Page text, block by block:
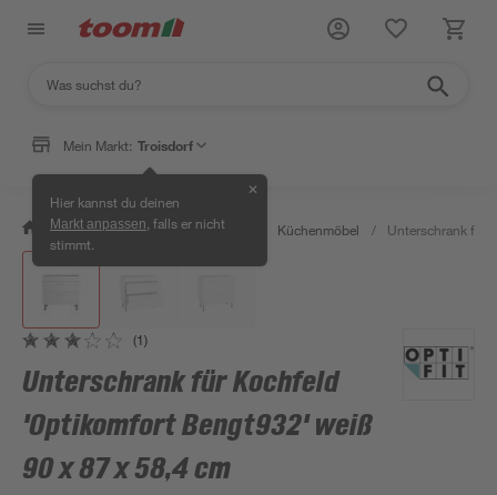
Mein Markt: Troisdorf
Hier kannst du deinen
Markt anpassen , falls er nicht
stimmt.
✕
/ Wohnen & Haushalt / Küche Küchenmöbel / Unterschrank für
(1)
Unterschrank für Kochfeld
'Optikomfort Bengt932' weiß
90 x 87 x 58,4 cm